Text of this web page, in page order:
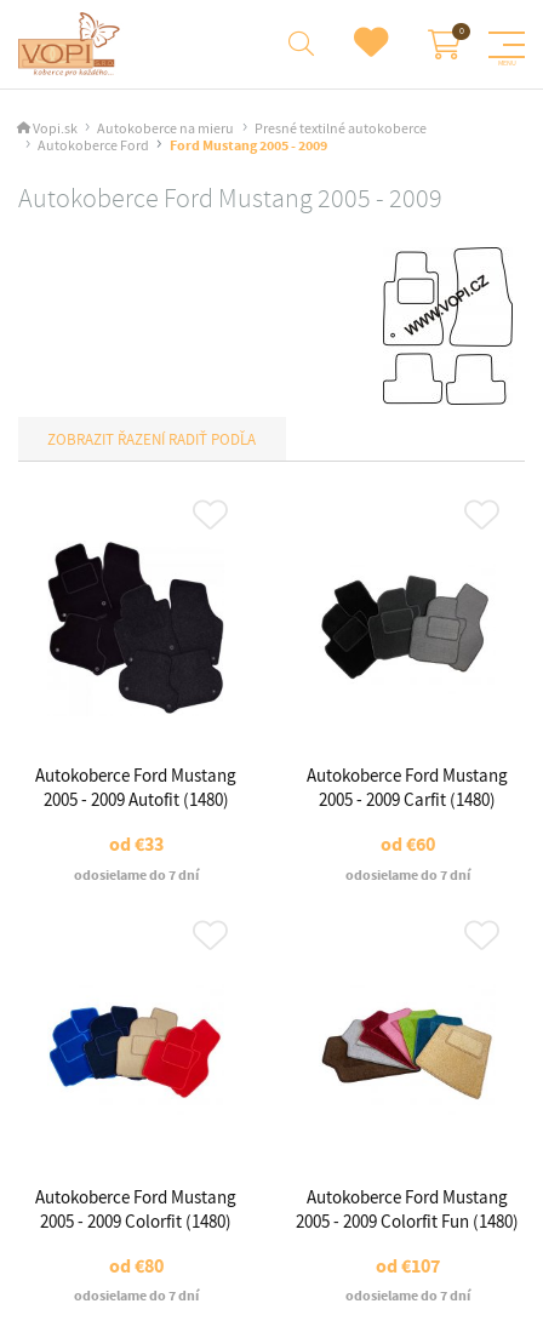
Vopi.sk Autokoberce na mieru
Presné textilné autokoberce
Autokoberce Ford
Ford Mustang 2005 - 2009
Autokoberce Ford Mustang 2005 - 2009
RADIŤ PODĽA
Autokoberce Ford Mustang
2005 - 2009 Autofit (1480)
od€33
odosielame do 7 dní
Autokoberce Ford Mustang
2005 - 2009 Carfit (1480)
od€60
odosielame do 7 dní
Autokoberce Ford Mustang
2005 - 2009 Colorfit (1480)
od€80
odosielame do 7 dní
Autokoberce Ford Mustang
2005 - 2009 Colorfit Fun (1480)
od€107
odosielame do 7 dní